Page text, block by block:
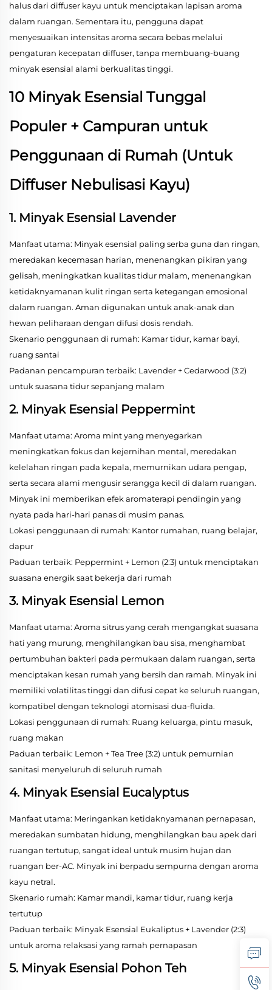
halus dari diffuser kayu untuk menciptakan lapisan aroma
dalam ruangan. Sementara itu, pengguna dapat
menyesuaikan intensitas aroma secara bebas melalui
pengaturan kecepatan diffuser, tanpa membuang-buang
minyak esensial alami berkualitas tinggi.
10 Minyak Esensial Tunggal
Populer + Campuran untuk
Penggunaan di Rumah (Untuk
Diffuser Nebulisasi Kayu)
1. Minyak Esensial Lavender
Manfaat utama: Minyak esensial paling serba guna dan ringan,
meredakan kecemasan harian, menenangkan pikiran yang
gelisah, meningkatkan kualitas tidur malam, menenangkan
ketidaknyamanan kulit ringan serta ketegangan emosional
dalam ruangan. Aman digunakan untuk anak-anak dan
hewan peliharaan dengan difusi dosis rendah.
Skenario penggunaan di rumah: Kamar tidur, kamar bayi,
ruang santai
Padanan pencampuran terbaik: Lavender + Cedarwood (3:2)
untuk suasana tidur sepanjang malam
2. Minyak Esensial Peppermint
Manfaat utama: Aroma mint yang menyegarkan
meningkatkan fokus dan kejernihan mental, meredakan
kelelahan ringan pada kepala, memurnikan udara pengap,
serta secara alami mengusir serangga kecil di dalam ruangan.
Minyak ini memberikan efek aromaterapi pendingin yang
nyata pada hari-hari panas di musim panas.
Lokasi penggunaan di rumah: Kantor rumahan, ruang belajar,
dapur
Paduan terbaik: Peppermint + Lemon (2:3) untuk menciptakan
suasana energik saat bekerja dari rumah
3. Minyak Esensial Lemon
Manfaat utama: Aroma sitrus yang cerah mengangkat suasana
hati yang murung, menghilangkan bau sisa, menghambat
pertumbuhan bakteri pada permukaan dalam ruangan, serta
menciptakan kesan rumah yang bersih dan ramah. Minyak ini
memiliki volatilitas tinggi dan difusi cepat ke seluruh ruangan,
kompatibel dengan teknologi atomisasi dua-fluida.
Lokasi penggunaan di rumah: Ruang keluarga, pintu masuk,
ruang makan
Paduan terbaik: Lemon + Tea Tree (3:2) untuk pemurnian
sanitasi menyeluruh di seluruh rumah
4. Minyak Esensial Eucalyptus
Manfaat utama: Meringankan ketidaknyamanan pernapasan,
meredakan sumbatan hidung, menghilangkan bau apek dari
ruangan tertutup, sangat ideal untuk musim hujan dan
ruangan ber-AC. Minyak ini berpadu sempurna dengan aroma
kayu netral.
Skenario rumah: Kamar mandi, kamar tidur, ruang kerja
tertutup
Paduan terbaik: Minyak Esensial Eukaliptus + Lavender (2:3)
untuk aroma relaksasi yang ramah pernapasan
5. Minyak Esensial Pohon Teh